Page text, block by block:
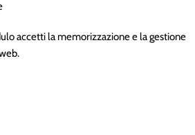
accetti la memorizzazione e la gestione